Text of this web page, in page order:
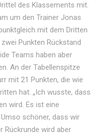
des Klassements mit.
um den Trainer Jonas
mit dem Dritten
Punkten Rückstand
Teams haben aber
An der Tabellenspitze
mit 21 Punkten, die wie
hat. „Ich wusste, dass
wird. Es ist eine
schöner, dass wir
Rückrunde wird aber